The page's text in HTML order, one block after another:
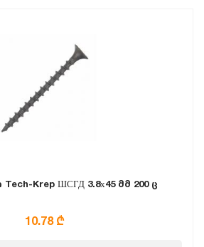
Krep ШСГД 3.8х45 მმ 200 ც
10.78 ₾